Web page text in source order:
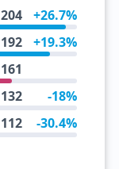
204 +26.7%
192 +19.3%
161
132 -18%
112 -30.4%